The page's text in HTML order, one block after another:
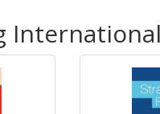
International